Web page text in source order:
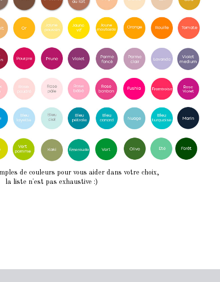
de couleurs pour vous aider dans votre choix,
la liste n'est pas exhaustive :)